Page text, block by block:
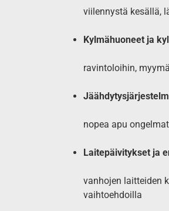
viilennystä kesällä,
Kylmähuoneet ja
ravintoloihin,
nopea apu
Laitepäivitykset ja
vanhojen laitteiden
vaihtoehdoilla